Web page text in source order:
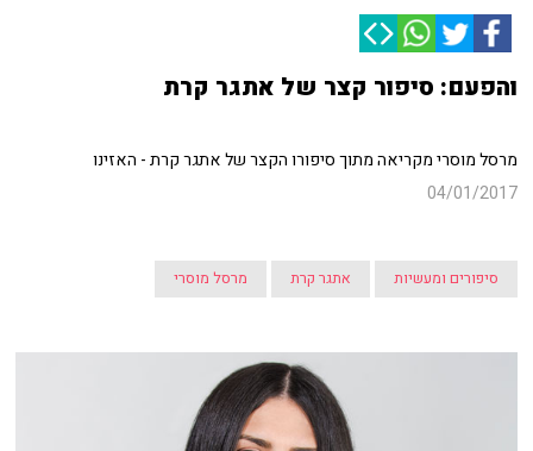
והפעם: סיפור קצר של אתגר קרת
מרסל מוסרי מקריאה מתוך סיפורו הקצר של אתגר קרת - האזינו
04/01/2017
סיפורים ומעשיות אתגר קרת מרסל מוסרי